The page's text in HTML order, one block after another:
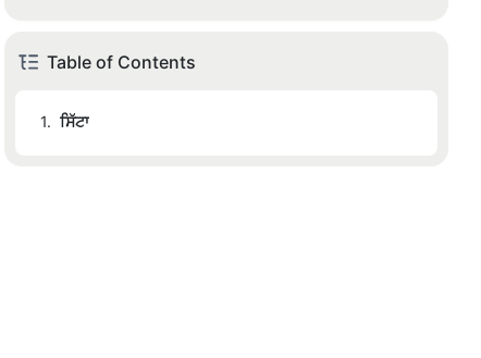
Table of Contents
1. ਸਿੱਟਾ